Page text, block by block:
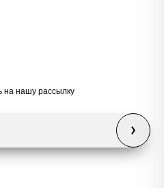
на нашу рассылку